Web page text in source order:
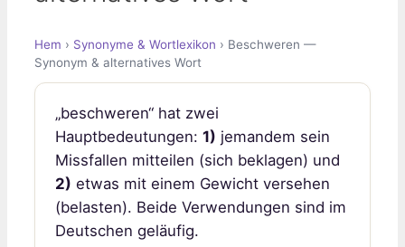
Hem › Synonyme & Wortlexikon › Beschweren —
Synonym & alternatives Wort
„beschweren“ hat zwei
Hauptbedeutungen: 1) jemandem sein
Missfallen mitteilen (sich beklagen) und
2) etwas mit einem Gewicht versehen
(belasten). Beide Verwendungen sind im
Deutschen geläufig.